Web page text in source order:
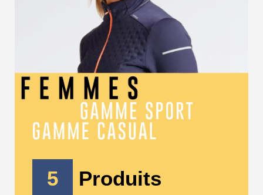
5 Produits